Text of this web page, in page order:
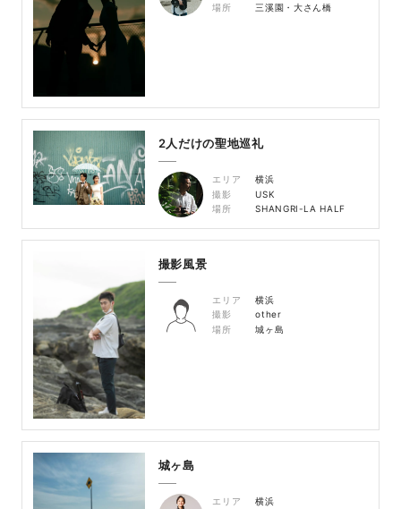
場所
三溪園・大さん橋
2人だけの聖地巡礼
エリア
横浜
撮影
USK
場所
SHANGRI-LA HALF
撮影風景
エリア
横浜
撮影
other
場所
城ヶ島
城ヶ島
エリア
横浜